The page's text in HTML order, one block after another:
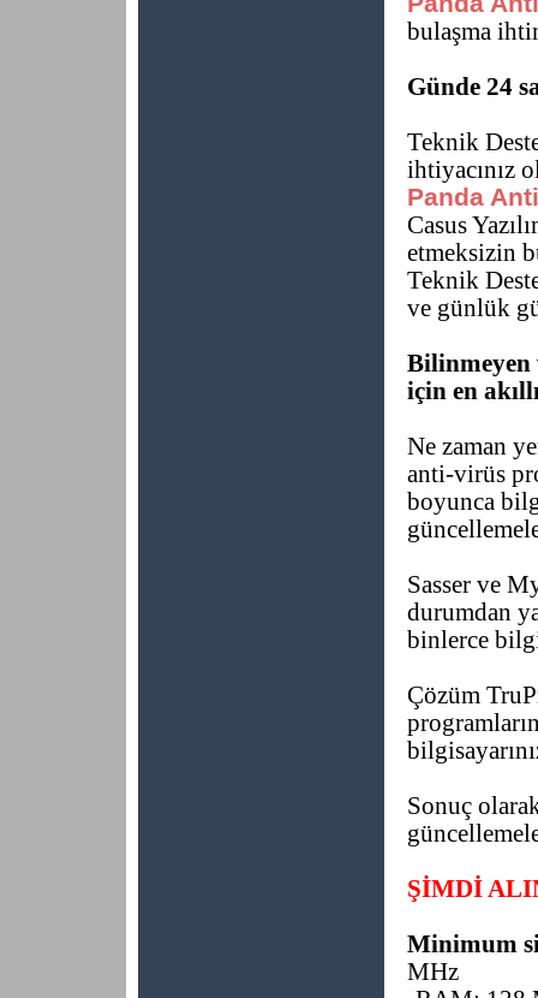
bulaşma
Günde 24
Teknik
ihtiyacınız
Panda
Casus
etmeksizin
Teknik
ve günlük
Bilinmeyen
için en
Ne zaman
anti-virüs
boyunca
Sasser ve
durumdan
binlerce
Çözüm
Sonuç
ŞİMDİ
Minimum
MHz